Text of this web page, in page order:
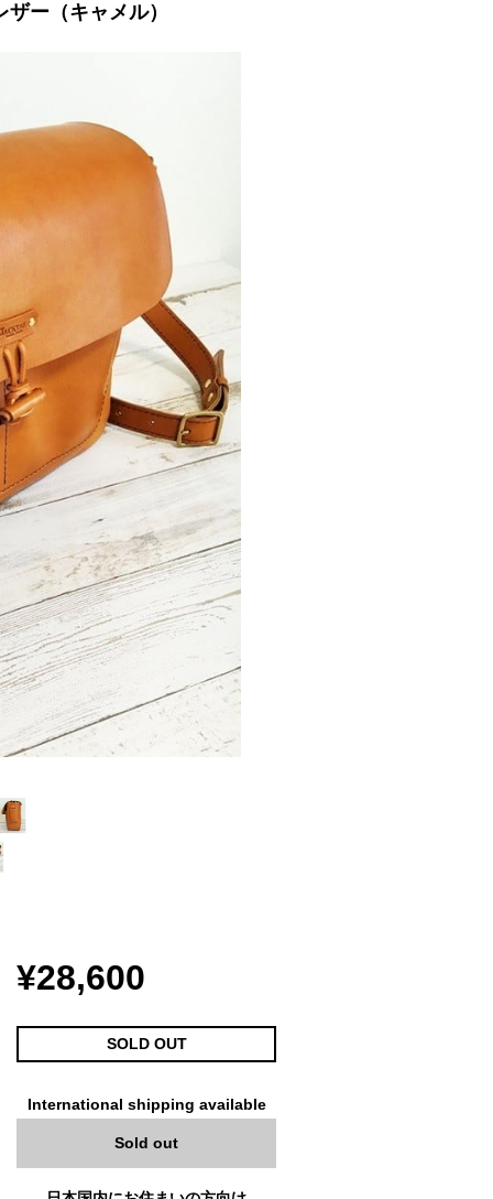
ー（キャメル）
¥28,600
SOLD OUT
International shipping available
Sold out